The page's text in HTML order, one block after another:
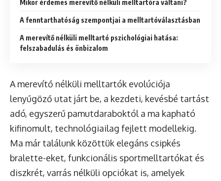
Mikor érdemes merevítő nélküli melltartóra váltani?
A fenntarthatóság szempontjai a melltartóválasztásban
A merevítő nélküli melltartó pszichológiai hatása:
felszabadulás és önbizalom
A merevítő nélküli melltartók evolúciója
lenyűgöző utat járt be, a kezdeti, kevésbé tartást
adó, egyszerű pamutdaraboktól a ma kapható
kifinomult, technológiailag fejlett modellekig.
Ma már találunk közöttük elegáns csipkés
bralette-eket, funkcionális sportmelltartókat és
diszkrét, varrás nélküli opciókat is, amelyek